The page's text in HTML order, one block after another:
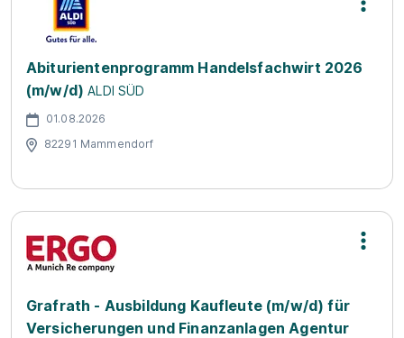
Abiturientenprogramm Handelsfachwirt 2026
(m/w/d) ALDI SÜD
01.08.2026
82291 Mammendorf
Grafrath - Ausbildung Kaufleute (m/w/d) für
Versicherungen und Finanzanlagen Agentur